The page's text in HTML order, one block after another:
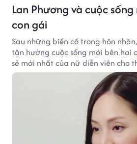
Lan Phương và cuộc
con gái
Sau những biến cố trong hôn
tận hưởng cuộc sống mới bên hai
sẻ mới nhất của nữ diễn viên cho
hạnh phúc hiện tại đến từ những